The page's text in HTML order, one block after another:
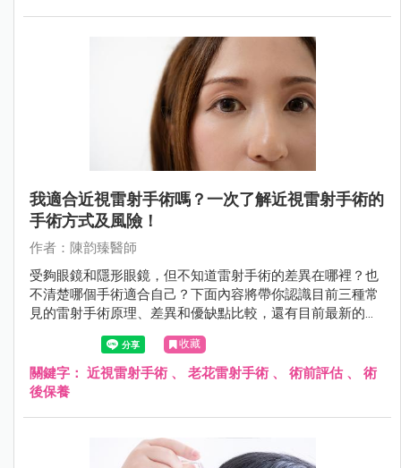
我適合近視雷射手術嗎？一次了解近視雷射手術的
手術方式及風險！
作者：陳韵臻醫師
受夠眼鏡和隱形眼鏡，但不知道雷射手術的差異在哪裡？也
不清楚哪個手術適合自己？下面內容將帶你認識目前三種常
見的雷射手術原理、差異和優缺點比較，還有目前最新的
SMILE Pro 和 LBV 老花雷射。
收藏
關鍵字： 近視雷射手術 、 老花雷射手術 、 術前評估 、 術
後保養